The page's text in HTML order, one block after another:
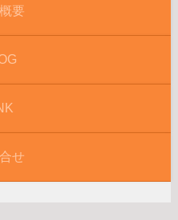
要
せ